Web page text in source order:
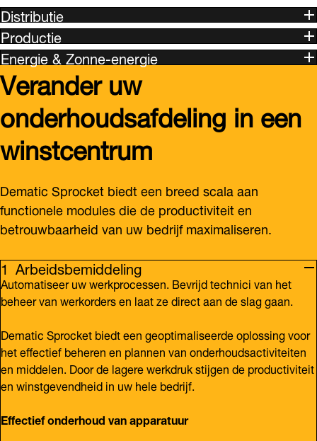
Distributie
Productie
Energie & Zonne-energie
Verander uw
onderhoudsafdeling in een
winstcentrum
Dematic Sprocket biedt een breed scala aan
functionele modules die de productiviteit en
betrouwbaarheid van uw bedrijf maximaliseren.
Arbeidsbemiddeling
Automatiseer uw werkprocessen. Bevrijd technici van het
beheer van werkorders en laat ze direct aan de slag gaan.
Dematic Sprocket biedt een geoptimaliseerde oplossing voor
het effectief beheren en plannen van onderhoudsactiviteiten
en middelen. Door de lagere werkdruk stijgen de productiviteit
en winstgevendheid in uw hele bedrijf.
Effectief onderhoud van apparatuur